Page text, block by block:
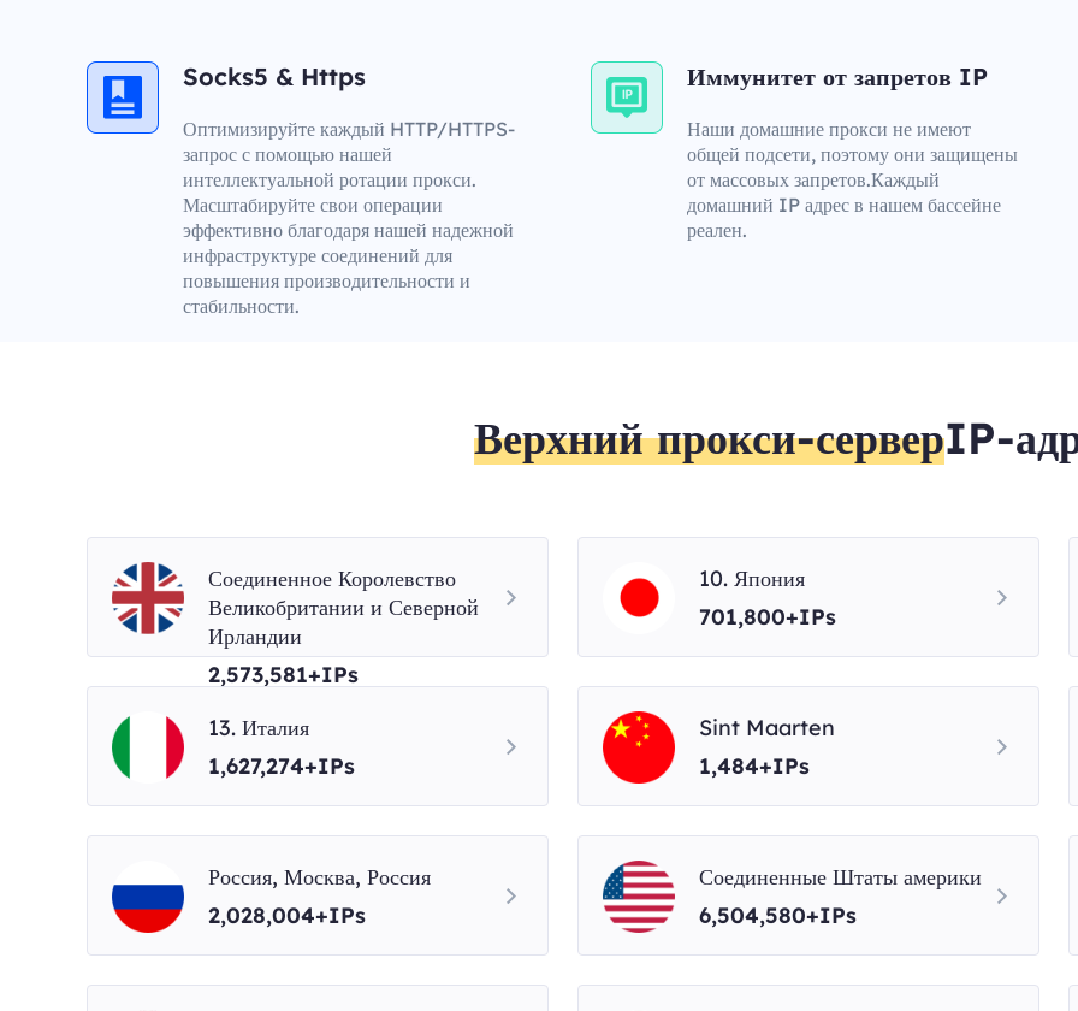
Socks5 & Https
Оптимизируйте каждый HTTP/HTTPS-
запрос с помощью нашей
интеллектуальной ротации прокси.
Масштабируйте свои операции
эффективно благодаря нашей надежной
инфраструктуре соединений для
повышения производительности и
стабильности.
Иммунитет от запретов IP
Наши домашние прокси не имеют
общей подсети, поэтому они защищены
от массовых запретов.Каждый
домашний IP адрес в нашем бассейне
реален.
Верхний прокси-серверIP-
Соединенное Королевство
Великобритании и Северной
Ирландии
2,573,581+IPs
10. Япония
701,800+IPs
13. Италия
1,627,274+IPs
Sint Maarten
1,484+IPs
Россия, Москва, Россия
2,028,004+IPs
Соединенные Штаты америки
6,504,580+IPs